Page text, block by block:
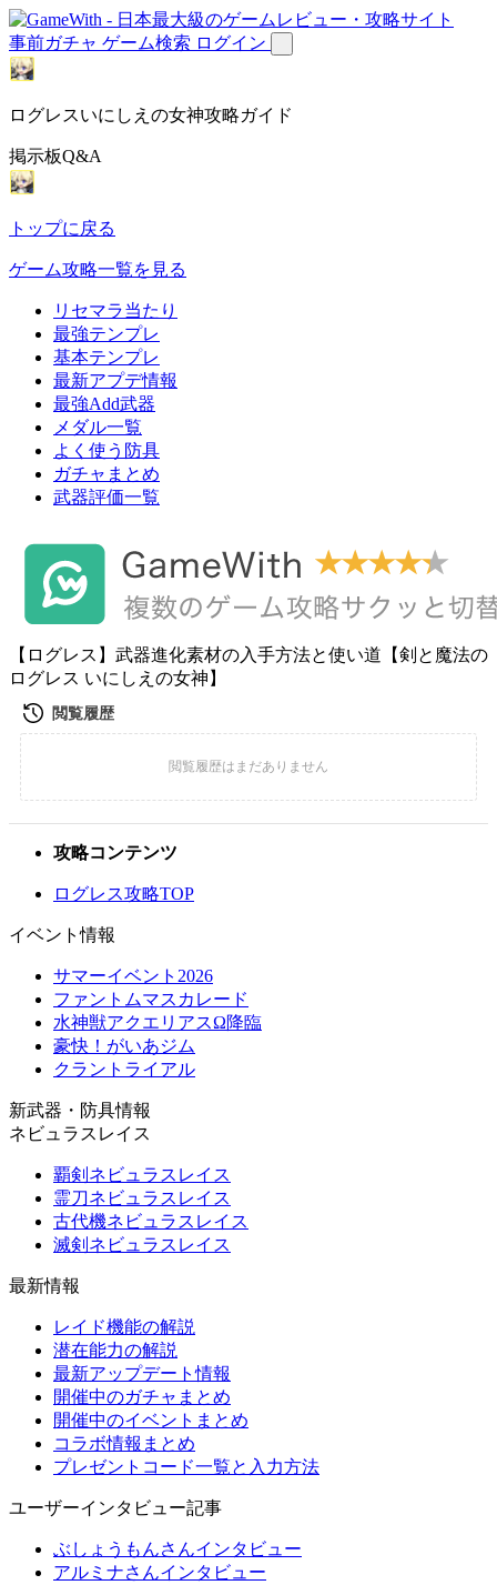
事前ガチャ ゲーム検索 ログイン
ログレスいにしえの女神攻略ガイド
掲示板Q&A
トップに戻る
ゲーム攻略一覧を見る
リセマラ当たり
最強テンプレ
基本テンプレ
最新アプデ情報
最強Add武器
メダル一覧
よく使う防具
ガチャまとめ
武器評価一覧
【ログレス】武器進化素材の入手方法と使い道【剣と魔法の
ログレス いにしえの女神】
攻略コンテンツ
ログレス攻略TOP
イベント情報
サマーイベント2026
ファントムマスカレード
水神獣アクエリアスΩ降臨
豪快！がいあジム
クラントライアル
新武器・防具情報
ネビュラスレイス
覇剣ネビュラスレイス
霊刀ネビュラスレイス
古代機ネビュラスレイス
滅剣ネビュラスレイス
最新情報
レイド機能の解説
潜在能力の解説
最新アップデート情報
開催中のガチャまとめ
開催中のイベントまとめ
コラボ情報まとめ
プレゼントコード一覧と入力方法
ユーザーインタビュー記事
ぶしょうもんさんインタビュー
アルミナさんインタビュー